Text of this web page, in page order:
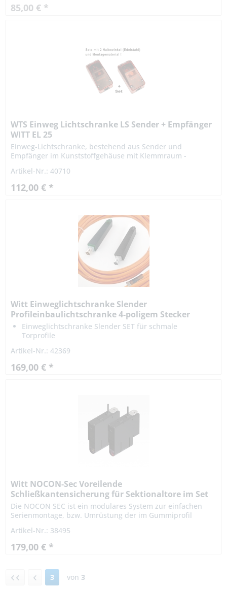
85,00 € *
WTS Einweg Lichtschranke LS Sender + Empfänger
WITT EL 25
Einweg-Lichtschranke, bestehend aus Sender und
Empfänger im Kunststoffgehäuse mit Klemmraum -
Haltewinkel ( Edelstahl )...
Artikel-Nr.: 40710
112,00 € *
Witt Einweglichtschranke Slender
Profileinbaulichtschranke 4-poligem Stecker
baugleich...
Einweglichtschranke Slender SET für schmale
Torprofile
Artikel-Nr.: 42369
169,00 € *
Witt NOCON-Sec Voreilende
Schließkantensicherung für Sektionaltore im Set
Die NOCON SEC ist ein modulares System zur einfachen
Serienmontage, bzw. Umrüstung der im Gummiprofil
System....
Artikel-Nr.: 38495
179,00 € *
3 von 3